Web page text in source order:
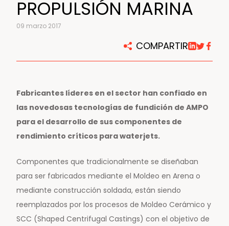
PROPULSIÓN MARINA
09 marzo 2017
COMPARTIR
Fabricantes líderes en el sector han confiado en
las novedosas tecnologías de fundición de AMPO
para el desarrollo de sus componentes de
rendimiento críticos para waterjets.
Componentes que tradicionalmente se diseñaban
para ser fabricados mediante el Moldeo en Arena o
mediante construcción soldada, están siendo
reemplazados por los procesos de Moldeo Cerámico y
SCC (Shaped Centrifugal Castings) con el objetivo de